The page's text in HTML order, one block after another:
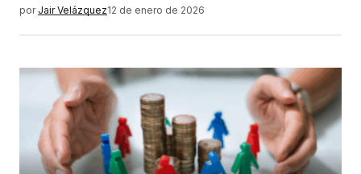
por Jair Velázquez12 de enero de 2026